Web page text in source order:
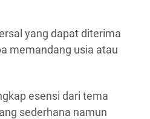
yang dapat diterima
memandang usia atau
esensi dari tema
sederhana namun